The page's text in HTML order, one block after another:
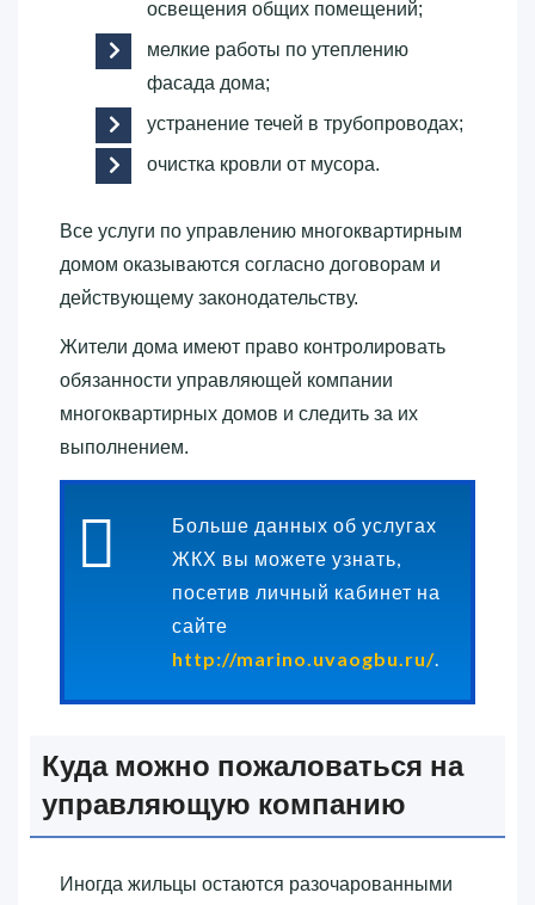
освещения общих помещений;
мелкие работы по утеплению
фасада дома;
устранение течей в трубопроводах;
очистка кровли от мусора.
Все услуги по управлению многоквартирным
домом оказываются согласно договорам и
действующему законодательству.
Жители дома имеют право контролировать
обязанности управляющей компании
многоквартирных домов и следить за их
выполнением.
Больше данных об услугах
ЖКХ вы можете узнать,
посетив личный кабинет на
сайте
http://marino.uvaogbu.ru/.
Куда можно пожаловаться на
управляющую компанию
Иногда жильцы остаются разочарованными